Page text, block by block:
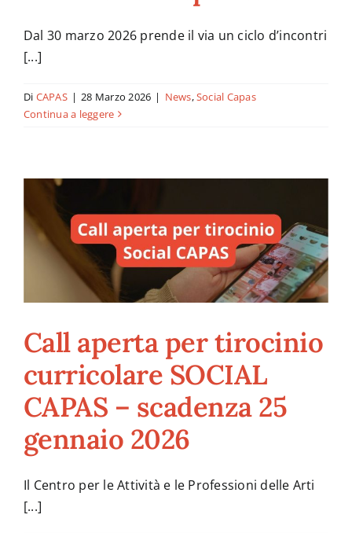
News
Contatti
Dal 30 marzo 2026 prende il via un ciclo d’incontri
[...]
Di CAPAS | 28 Marzo 2026 | News,Social Capas
Continua a leggere
Call aperta per tirocinio
curricolare SOCIAL
CAPAS – scadenza 25
gennaio 2026
Il Centro per le Attività e le Professioni delle Arti
[...]